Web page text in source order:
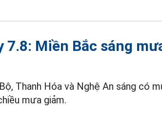
Miền Bắc sáng
Thanh Hóa và Nghệ An sáng có
mưa giảm.